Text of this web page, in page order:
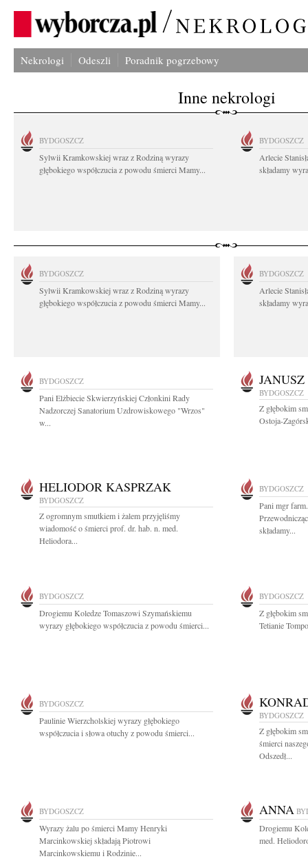
Nekrologi Odeszli Poradnik pogrzebowy
Inne nekrologi
BYDGOSZCZ
Sylwii Kramkowskiej wraz z Rodziną wyrazy
głębokiego współczucia z powodu śmierci Mamy...
BYDGOSZCZ
Arlecie
składamy
BYDGOSZCZ
Sylwii Kramkowskiej wraz z Rodziną wyrazy
głębokiego współczucia z powodu śmierci Mamy...
BYDGOSZCZ
Arlecie
składamy
BYDGOSZCZ
Pani Elżbiecie Skwierzyńskiej Członkini Rady
Nadzorczej Sanatorium Uzdrowiskowego "Wrzos"
w...
BYDGOSZCZ
Z głębokim
Ostoja-
HELIODOR KASPRZAK
BYDGOSZCZ
Z ogromnym smutkiem i żalem przyjęliśmy
wiadomość o śmierci prof. dr. hab. n. med.
Heliodora...
BYDGOSZCZ
Pani mgr
składamy...
BYDGOSZCZ
Drogiemu Koledze Tomaszowi Szymańskiemu
wyrazy głębokiego współczucia z powodu śmierci...
BYDGOSZCZ
Z głębokim
Tetianie
BYDGOSZCZ
Paulinie Wierzcholskiej wyrazy głębokiego
współczucia i słowa otuchy z powodu śmierci...
BYDGOSZCZ
Z głębokim
śmierci
Odszedł...
BYDGOSZCZ
Wyrazy żalu po śmierci Mamy Henryki
Marcinkowskiej składają Piotrowi
Marcinkowskiemu i Rodzinie...
ANNA
Drogiemu
med.